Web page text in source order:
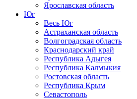
Ярославская область
Юг
Весь Юг
Астраханская область
Волгоградская область
Краснодарский край
Республика Адыгея
Республика Калмыкия
Ростовская область
Республика Крым
Севастополь